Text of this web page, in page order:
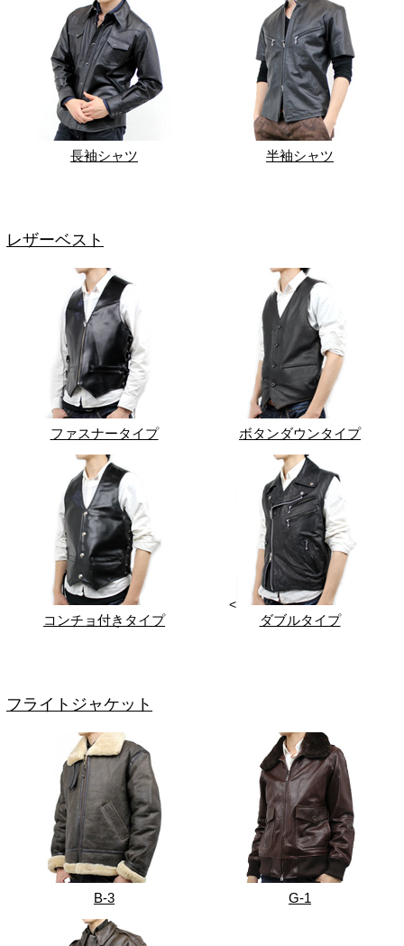
長袖シャツ 半袖シャツ
レザーベスト
ファスナータイプ ボタンダウンタイプ
コンチョ付きタイプ
<
ダブルタイプ
フライトジャケット
B-3 G-1